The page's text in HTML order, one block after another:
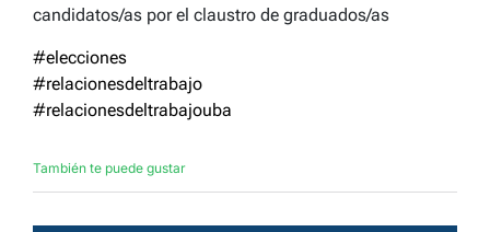
candidatos/as por el claustro de graduados/as
#elecciones
#relacionesdeltrabajo
#relacionesdeltrabajouba
También te puede gustar